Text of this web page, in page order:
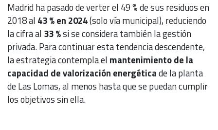
Madrid ha pasado de verter el 49 % de sus residuos en
2018 al 43 % en 2024(solo vía municipal), reduciendo
la cifra al 33 %si se considera también la gestión
privada. Para continuar esta tendencia descendente,
la estrategia contempla el mantenimiento de la
capacidad de valorización energéticade la planta
de Las Lomas, al menos hasta que se puedan cumplir
los objetivos sin ella.